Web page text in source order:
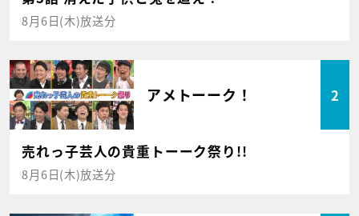
8月6日(木)放送分
アメトーーク！ 2
売れっ子芸人の貴重トーーク祭り!!
8月6日(木)放送分